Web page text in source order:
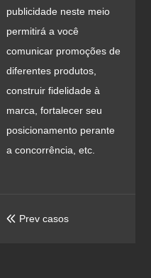
publicidade neste meio
permitirá a você
comunicar promoções de
diferentes produtos,
construir fidelidade à
marca, fortalecer seu
posicionamento perante
a concorrência, etc.
 Prev casos